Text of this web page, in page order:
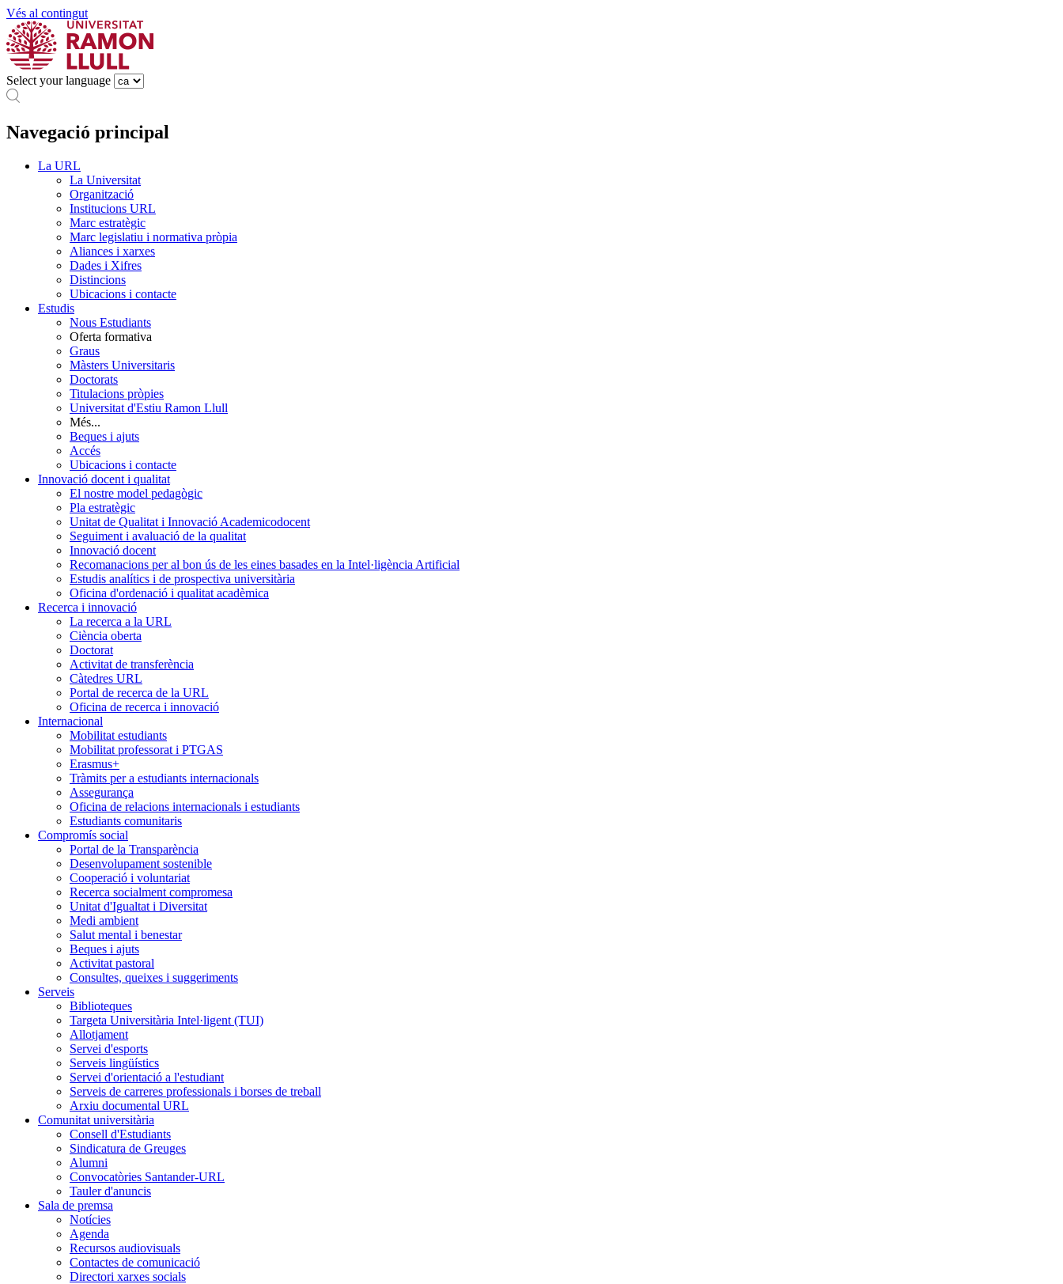
Vés al contingut
Select your language
Navegació principal
La URL
La Universitat
Organització
Institucions URL
Marc estratègic
Marc legislatiu i normativa pròpia
Aliances i xarxes
Dades i Xifres
Distincions
Ubicacions i contacte
Estudis
Nous Estudiants
Oferta formativa
Graus
Màsters Universitaris
Doctorats
Titulacions pròpies
Universitat d'Estiu Ramon Llull
Més...
Beques i ajuts
Accés
Ubicacions i contacte
Innovació docent i qualitat
El nostre model pedagògic
Pla estratègic
Unitat de Qualitat i Innovació Academicodocent
Seguiment i avaluació de la qualitat
Innovació docent
Recomanacions per al bon ús de les eines basades en la Intel·ligència Artificial
Estudis analítics i de prospectiva universitària
Oficina d'ordenació i qualitat acadèmica
Recerca i innovació
La recerca a la URL
Ciència oberta
Doctorat
Activitat de transferència
Càtedres URL
Portal de recerca de la URL
Oficina de recerca i innovació
Internacional
Mobilitat estudiants
Mobilitat professorat i PTGAS
Erasmus+
Tràmits per a estudiants internacionals
Assegurança
Oficina de relacions internacionals i estudiants
Estudiants comunitaris
Compromís social
Portal de la Transparència
Desenvolupament sostenible
Cooperació i voluntariat
Recerca socialment compromesa
Unitat d'Igualtat i Diversitat
Medi ambient
Salut mental i benestar
Beques i ajuts
Activitat pastoral
Consultes, queixes i suggeriments
Serveis
Biblioteques
Targeta Universitària Intel·ligent (TUI)
Allotjament
Servei d'esports
Serveis lingüístics
Servei d'orientació a l'estudiant
Serveis de carreres professionals i borses de treball
Arxiu documental URL
Comunitat universitària
Consell d'Estudiants
Sindicatura de Greuges
Alumni
Convocatòries Santander-URL
Tauler d'anuncis
Sala de premsa
Notícies
Agenda
Recursos audiovisuals
Contactes de comunicació
Directori xarxes socials